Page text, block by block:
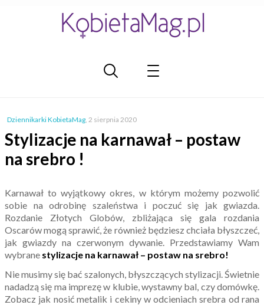
Dziennikarki KobietaMag, 2 sierpnia 2020
Stylizacje na karnawał – postaw
na srebro !
Karnawał to wyjątkowy okres, w którym możemy pozwolić
sobie na odrobinę szaleństwa i poczuć się jak gwiazda.
Rozdanie Złotych Globów, zbliżająca się gala rozdania
Oscarów mogą sprawić, że również będziesz chciała błyszczeć,
jak gwiazdy na czerwonym dywanie. Przedstawiamy Wam
wybrane stylizacje na karnawał – postaw na srebro!
Nie musimy się bać szalonych, błyszczących stylizacji. Świetnie
nadadzą się ma imprezę w klubie, wystawny bal, czy domówkę.
Zobacz jak nosić metalik i cekiny w odcieniach srebra od rana